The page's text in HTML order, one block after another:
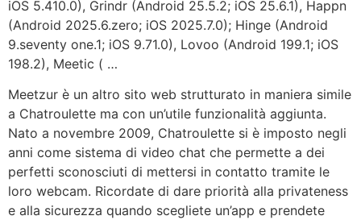
iOS 5.410.0), Grindr (Android 25.5.2; iOS 25.6.1), Happn
(Android 2025.6.zero; iOS 2025.7.0); Hinge (Android
9.seventy one.1; iOS 9.71.0), Lovoo (Android 199.1; iOS
198.2), Meetic ( …
Meetzur è un altro sito web strutturato in maniera simile
a Chatroulette ma con un’utile funzionalità aggiunta.
Nato a novembre 2009, Chatroulette si è imposto negli
anni come sistema di video chat che permette a dei
perfetti sconosciuti di mettersi in contatto tramite le
loro webcam. Ricordate di dare priorità alla privateness
e alla sicurezza quando scegliete un’app e prendete